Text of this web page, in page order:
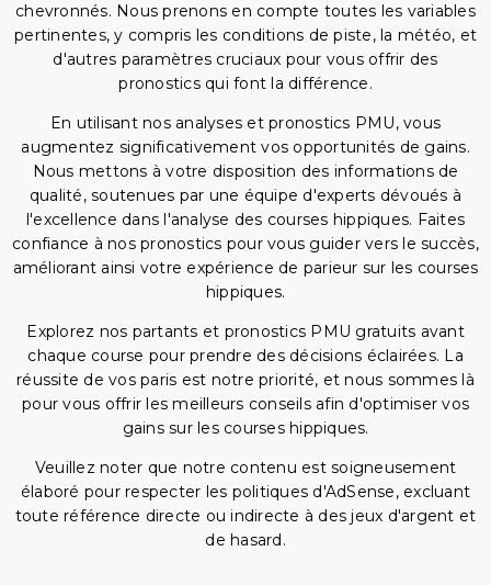
chevronnés. Nous prenons en compte toutes les variables
pertinentes, y compris les conditions de piste, la météo, et
d'autres paramètres cruciaux pour vous offrir des
pronostics qui font la différence.
En utilisant nos analyses et pronostics PMU, vous
augmentez significativement vos opportunités de gains.
Nous mettons à votre disposition des informations de
qualité, soutenues par une équipe d'experts dévoués à
l'excellence dans l'analyse des courses hippiques. Faites
confiance à nos pronostics pour vous guider vers le succès,
améliorant ainsi votre expérience de parieur sur les courses
hippiques.
Explorez nos partants et pronostics PMU gratuits avant
chaque course pour prendre des décisions éclairées. La
réussite de vos paris est notre priorité, et nous sommes là
pour vous offrir les meilleurs conseils afin d'optimiser vos
gains sur les courses hippiques.
Veuillez noter que notre contenu est soigneusement
élaboré pour respecter les politiques d'AdSense, excluant
toute référence directe ou indirecte à des jeux d'argent et
de hasard.